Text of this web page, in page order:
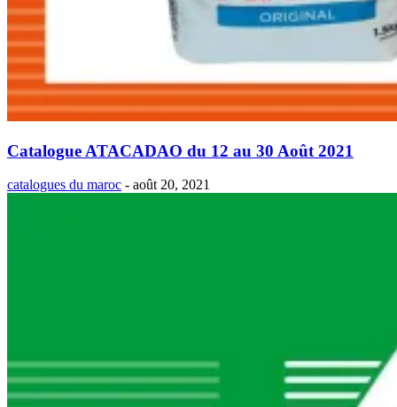
Catalogue ATACADAO du 12 au 30 Août 2021
catalogues du maroc - août 20, 2021